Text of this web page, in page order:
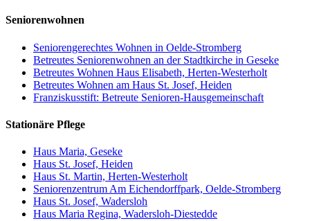
Seniorenwohnen
Seniorengerechtes Wohnen in Oelde-Stromberg
Betreutes Seniorenwohnen an der Stadtkirche in Geseke
Betreutes Wohnen Haus Elisabeth, Herten-Westerholt
Betreutes Wohnen am Haus St. Josef, Heiden
Franziskusstift: Betreute Senioren-Hausgemeinschaft
Stationäre Pflege
Haus Maria, Geseke
Haus St. Josef, Heiden
Haus St. Martin, Herten-Westerholt
Seniorenzentrum Am Eichendorffpark, Oelde-Stromberg
Haus St. Josef, Wadersloh
Haus Maria Regina, Wadersloh-Diestedde